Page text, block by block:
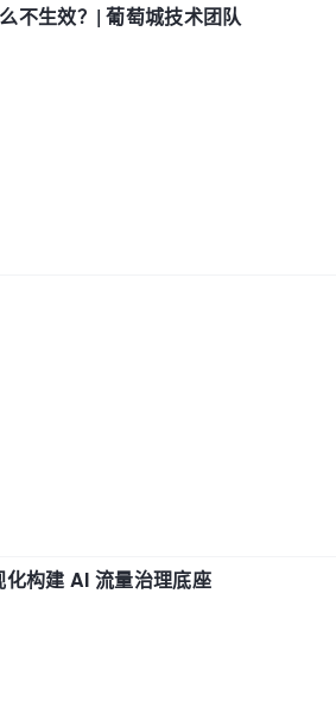
不生效？| 葡萄城技术团队
构建 AI 流量治理底座